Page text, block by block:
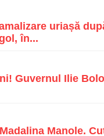
uriașă
în...
Guvernul Ilie
Manole.